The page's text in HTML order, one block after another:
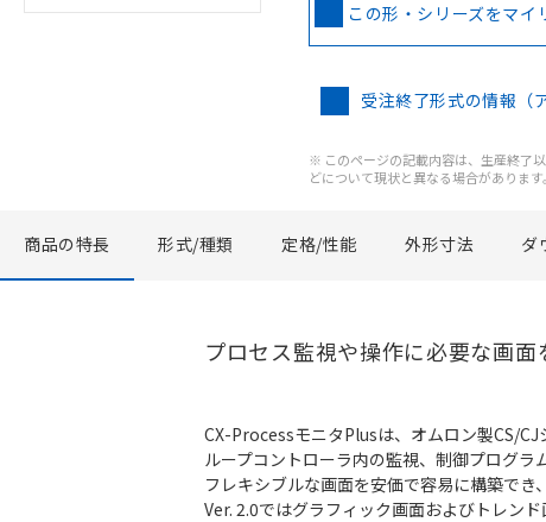
この形・シリーズをマイ
受注終了形式の情報（
※ このページの記載内容は、生産終了
どについて現状と異なる場合がありま
商品の特長 形式/種類 定格/性能 外形寸法 ダ
プロセス監視や操作に必要な画面
CX-ProcessモニタPlusは、オムロン製CS/CJ
ループコントローラ内の監視、制御プログラ
フレキシブルな画面を安価で容易に構築で
Ver. 2.0ではグラフィック画面およびトレン